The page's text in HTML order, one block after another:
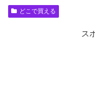
どこで買える
ス